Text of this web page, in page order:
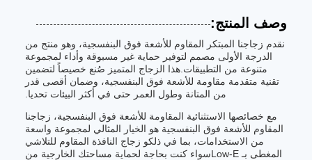
وصف المنتج:
نقدم زجاجنا المبتكر المقاوم للأشعة فوق البنفسجية، وهو منتج من
الدرجة الأولى مصمم لتوفير حماية غير مسبوقة وأداء لمجموعة
متنوعة من التطبيقات.هذا الزجاج المتميز صُنع خصيصاً لتضمين
تقنية متقدمة مقاومة للأشعة فوق البنفسجية، وضمان أقصى قدر
من المتانة وطول العمر حتى في أكثر البيئات تحديا.
مع خصائصها الاستثنائية المقاومة للأشعة فوق البنفسجية، زجاجنا
المقاوم للأشعة فوق البنفسجية هو الخيار المثالي لمجموعة واسعة
من الاستخدامات، بما في ذلكو زجاج النافذة المقاوم للتلاشي
المغطى بـ Low-Eسواء كنت بحاجة لحماية مساحتك الخارجية من